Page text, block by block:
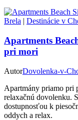
Brela | Destinácie v
Apartments
pri mori
AutorDovolenka-v-
Apartmány priamo pri
relaxačnú dovolenku.
dostupnosťou k
oddych a relax.